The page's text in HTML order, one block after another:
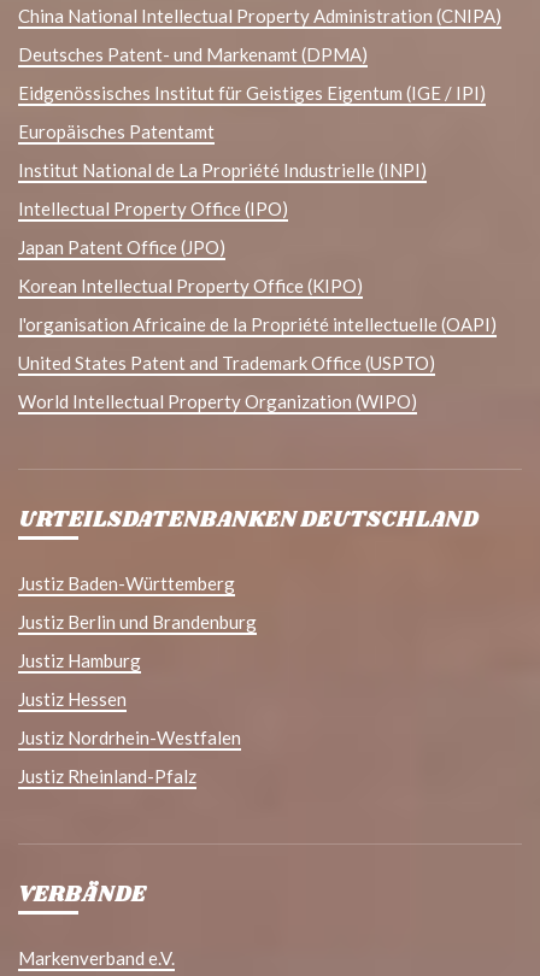
China National Intellectual Property Administration (CNIPA)
Deutsches Patent- und Markenamt (DPMA)
Eidgenössisches Institut für Geistiges Eigentum (IGE / IPI)
Europäisches Patentamt
Institut National de La Propriété Industrielle (INPI)
Intellectual Property Office (IPO)
Japan Patent Office (JPO)
Korean Intellectual Property Office (KIPO)
l'organisation Africaine de la Propriété intellectuelle (OAPI)
United States Patent and Trademark Office (USPTO)
World Intellectual Property Organization (WIPO)
URTEILSDATENBANKEN DEUTSCHLAND
Justiz Baden-Württemberg
Justiz Berlin und Brandenburg
Justiz Hamburg
Justiz Hessen
Justiz Nordrhein-Westfalen
Justiz Rheinland-Pfalz
VERBÄNDE
Markenverband e.V.